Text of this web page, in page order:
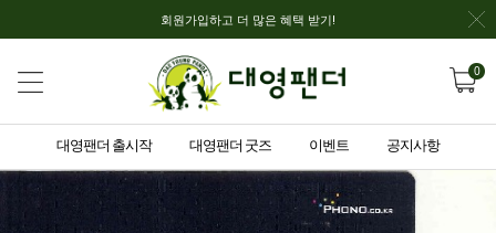
회원가입하고 더 많은 혜택 받기!
0
대영팬더 출시작 대영팬더 굿즈 이벤트 공지사항